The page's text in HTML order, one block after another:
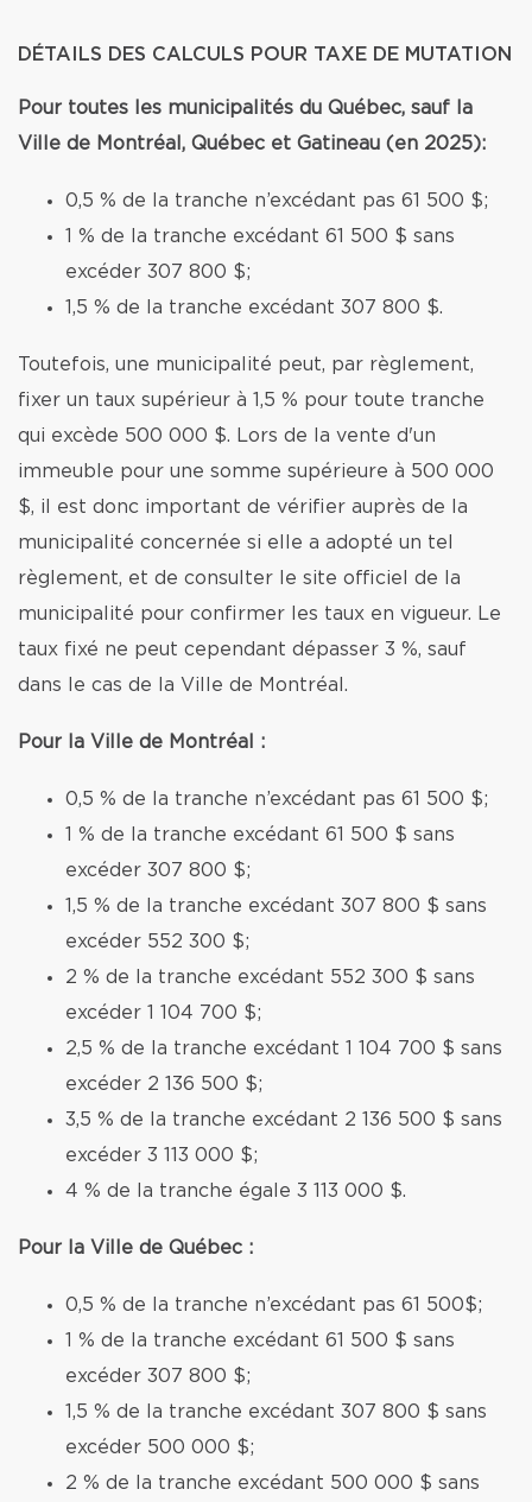
DÉTAILS DES CALCULS POUR TAXE DE MUTATION
Pour toutes les municipalités du Québec, sauf la
Ville de Montréal, Québec et Gatineau (en 2025):
0,5 % de la tranche n’excédant pas 61 500 $;
1 % de la tranche excédant 61 500 $ sans
excéder 307 800 $;
1,5 % de la tranche excédant 307 800 $.
Toutefois, une municipalité peut, par règlement,
fixer un taux supérieur à 1,5 % pour toute tranche
qui excède 500 000 $. Lors de la vente d'un
immeuble pour une somme supérieure à 500 000
$, il est donc important de vérifier auprès de la
municipalité concernée si elle a adopté un tel
règlement, et de consulter le site officiel de la
municipalité pour confirmer les taux en vigueur. Le
taux fixé ne peut cependant dépasser 3 %, sauf
dans le cas de la Ville de Montréal.
Pour la Ville de Montréal :
0,5 % de la tranche n’excédant pas 61 500 $;
1 % de la tranche excédant 61 500 $ sans
excéder 307 800 $;
1,5 % de la tranche excédant 307 800 $ sans
excéder 552 300 $;
2 % de la tranche excédant 552 300 $ sans
excéder 1 104 700 $;
2,5 % de la tranche excédant 1 104 700 $ sans
excéder 2 136 500 $;
3,5 % de la tranche excédant 2 136 500 $ sans
excéder 3 113 000 $;
4 % de la tranche égale 3 113 000 $.
Pour la Ville de Québec :
0,5 % de la tranche n’excédant pas 61 500$;
1 % de la tranche excédant 61 500 $ sans
excéder 307 800 $;
1,5 % de la tranche excédant 307 800 $ sans
excéder 500 000 $;
2 % de la tranche excédant 500 000 $ sans